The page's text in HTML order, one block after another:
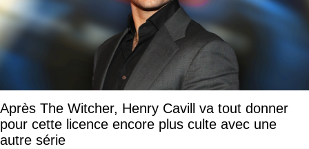
Après The Witcher, Henry Cavill va tout donner
pour cette licence encore plus culte avec une
autre série